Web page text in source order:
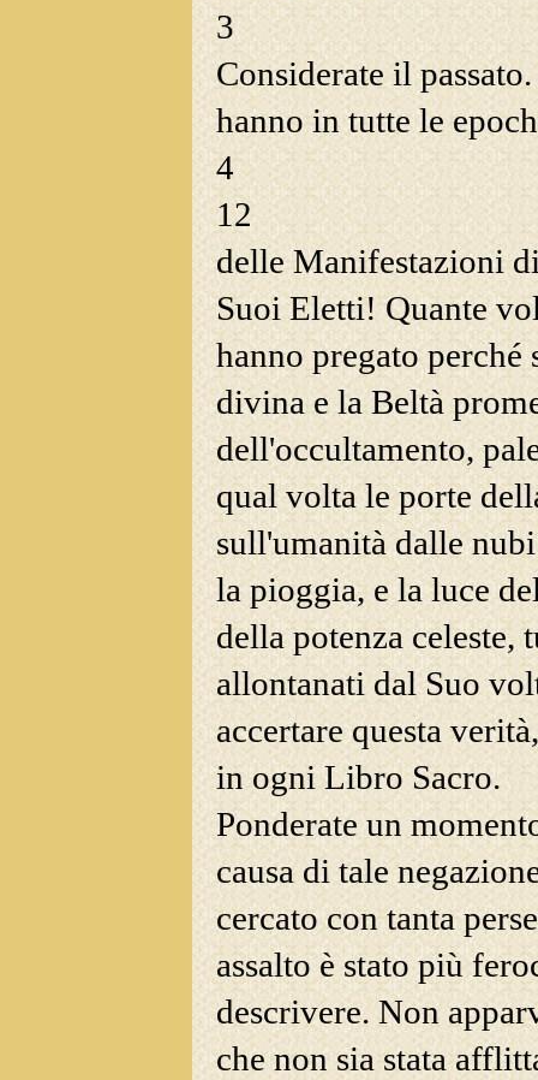
3
Considerate il
hanno in tutte le
4
12
delle Manifestazioni
Suoi Eletti! Quante
hannopregato perché
divina e la Beltà
dell'occultamento,
qual volta le porte
sull'umanità dalle
la pioggia, e la luce
della potenza celeste,
allontanati dal Suo
accertare questa
in ogni Libro Sacro.
Ponderate un
causa di tale
cercato con tanta
assalto è stato più
descrivere. Non
che non sia stata